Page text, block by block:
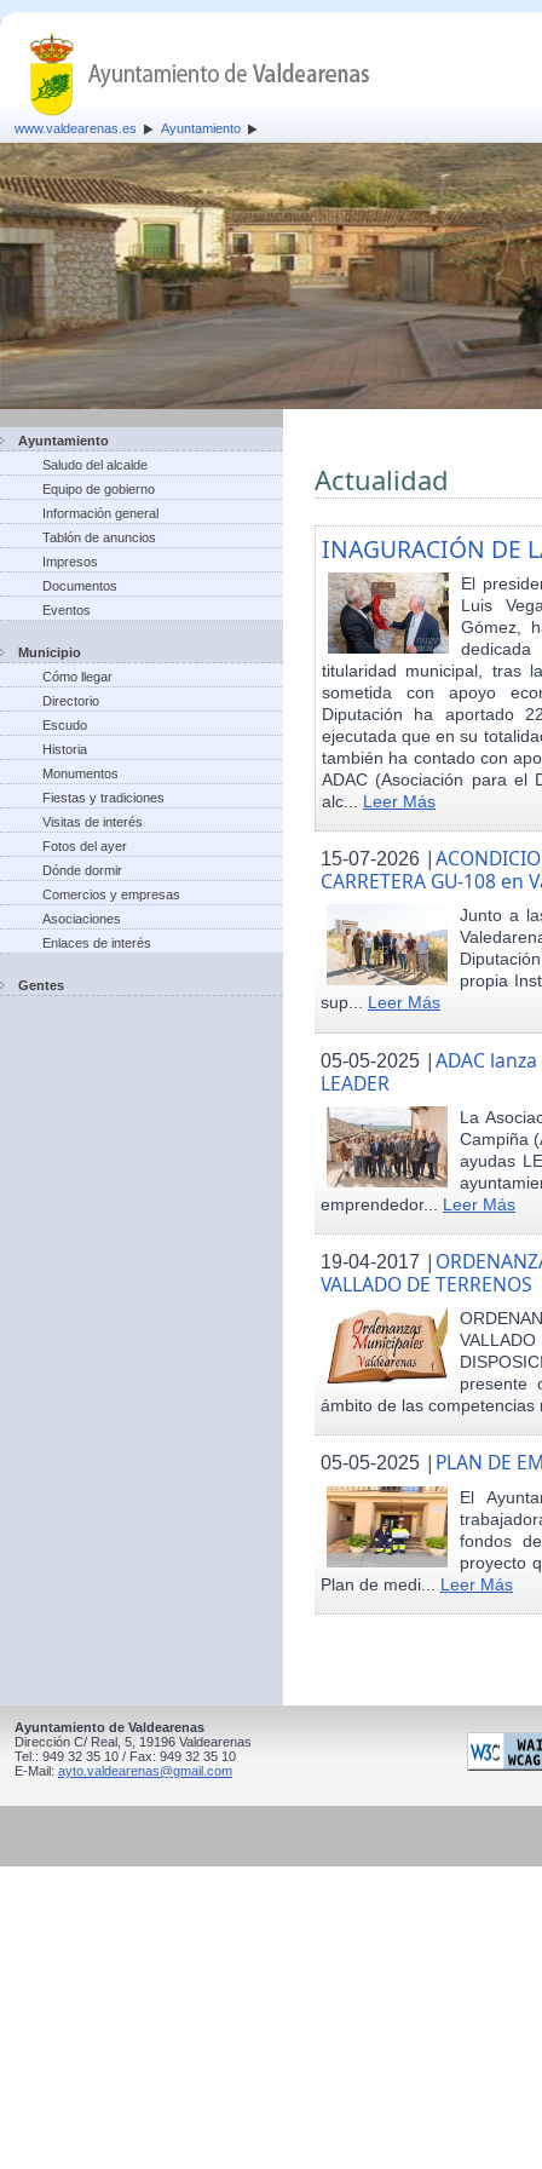
www.valdearenas.es Ayuntamiento
Ayuntamiento
Saludo del alcalde
Equipo de gobierno
Información general
Tablón de anuncios
Impresos
Documentos
Eventos
Municipio
Cómo llegar
Directorio
Escudo
Historia
Monumentos
Fiestas y tradiciones
Visitas de interés
Fotos del ayer
Dónde dormir
Comercios y empresas
Asociaciones
Enlaces de interés
Gentes
Actualidad
INAGURACIÓN DE
El
Luis
Gómez,
titularidad municipal, tras
sometida con apoyo
Diputación ha aportado
ejecutada que en su
también ha contado con
ADAC (Asociación para el
alc... Leer Más
15-07-2026 |
CARRETERA GU-108 en
Junto a
propia
sup... Leer Más
05-05-2025 |ADAC
LEADER
La
Campiña
ayudas
emprendedor... Leer Más
19-04-2017 |
VALLADO DE TERRENOS
presente
ámbito de las
05-05-2025 | PLAN DE
El
fondos
proyecto
Plan de medi... Leer Más
Ayuntamiento de Valdearenas
Dirección C/ Real, 5, 19196 Valdearenas
Tel.: 949 32 35 10 / Fax: 949 32 35 10
E-Mail: ayto.valdearenas@gmail.com